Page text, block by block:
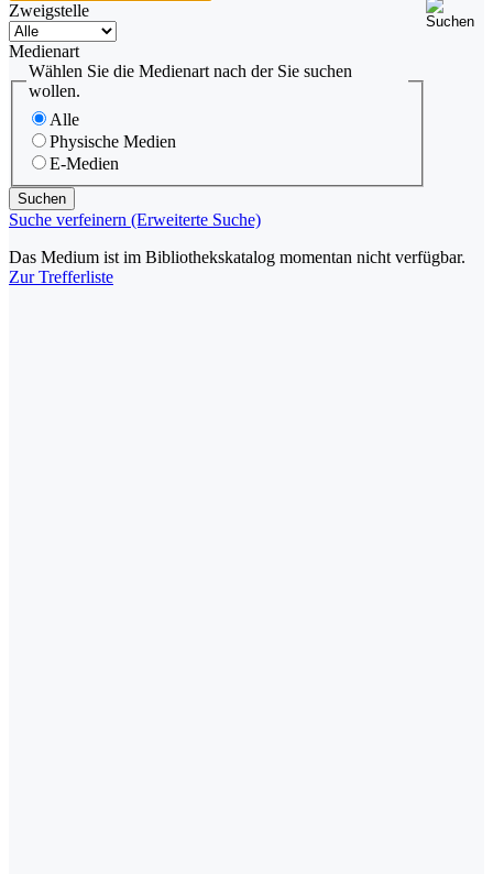
Zweigstelle
Medienart
Wählen Sie die Medienart nach der Sie suchen
wollen.
Alle
Physische Medien
E-Medien
Suche verfeinern (Erweiterte Suche)
Das Medium ist im Bibliothekskatalog momentan nicht verfügbar.
Zur Trefferliste